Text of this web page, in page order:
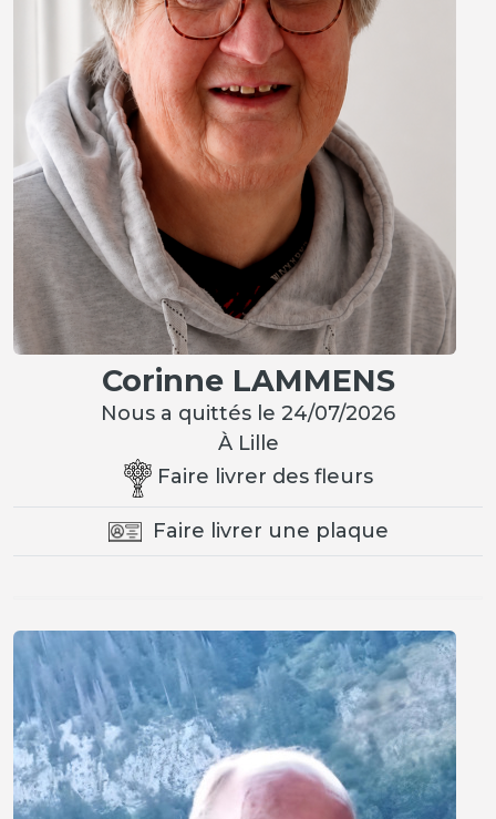
Corinne LAMMENS
Nous a quittés le 24/07/2026
À Lille
Faire livrer des fleurs
Faire livrer une plaque